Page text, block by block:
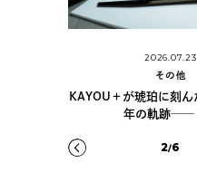
2026.07.23
KAYOU＋が琥珀に刻んだ、
年の軌跡──「...
3/6